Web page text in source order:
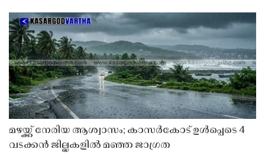
മഴയ്ക്ക് നേരിയ ആശ്വാസം; കാസർകോട് ഉൾപ്പെടെ 4
വടക്കൻ ജില്ലകളിൽ മഞ്ഞ ജാഗ്രത